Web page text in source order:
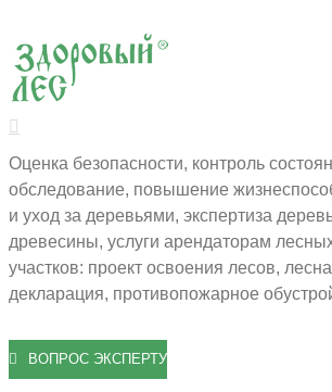
Оценка безопасности, контроль
обследование, повышение
и уход за деревьями, экспертиза
древесины, услуги арендаторам
участков: проект освоения лесов,
декларация, противопожарное
ВОПРОС ЭКСПЕРТУ